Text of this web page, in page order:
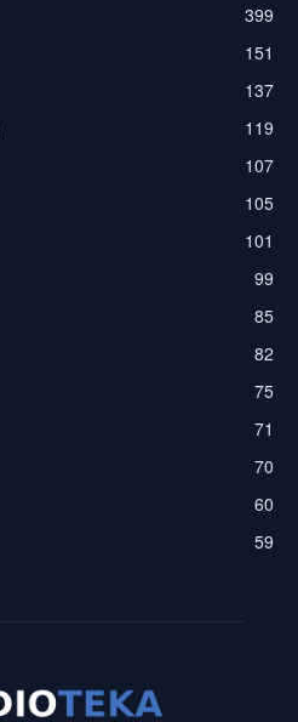
399
151
137
119
107
105
101
99
85
82
75
71
70
60
59